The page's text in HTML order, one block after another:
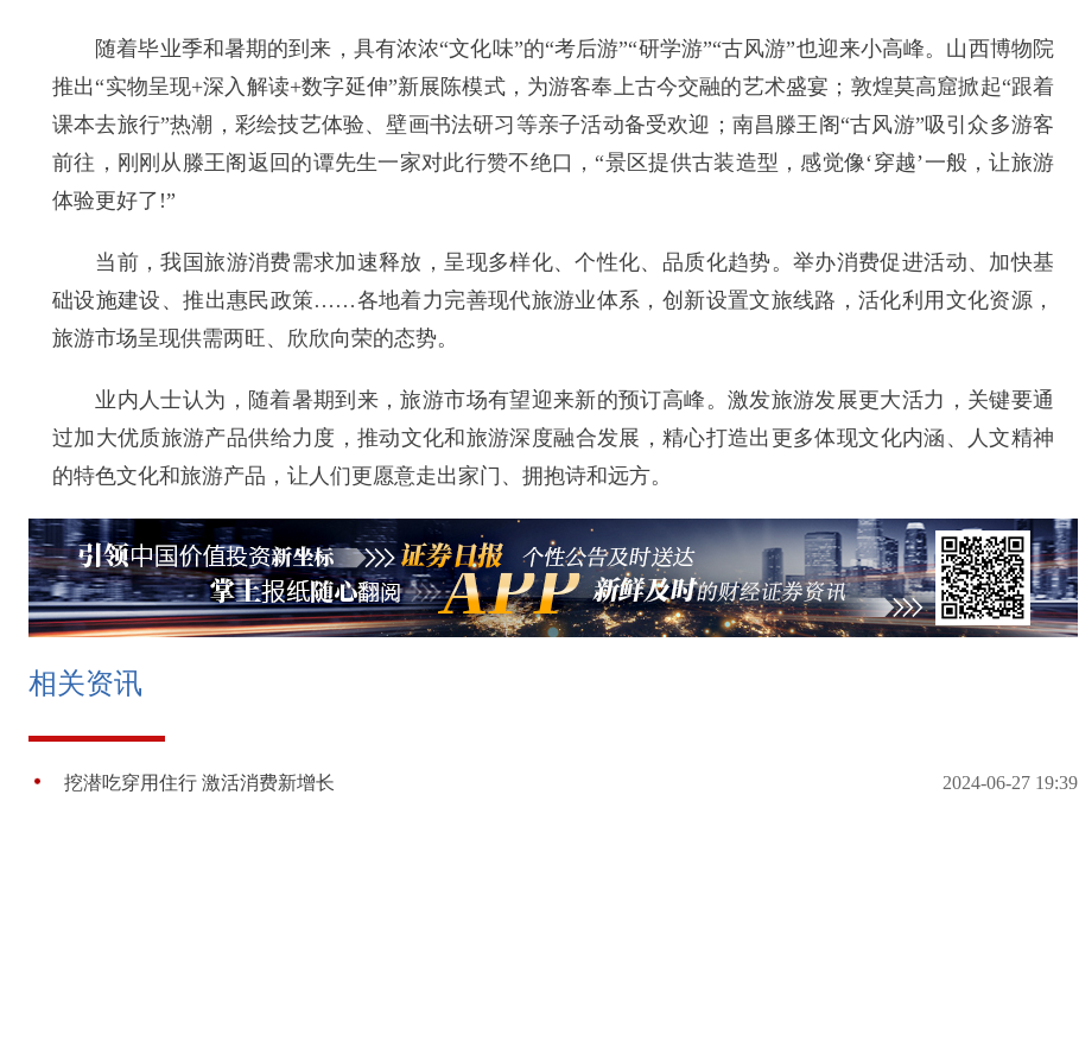
随着毕业季和暑期的到来，具有浓浓“文化味”的“考后游”“研学游”“古风游”也迎来小高峰。山西博物院
推出“实物呈现+深入解读+数字延伸”新展陈模式，为游客奉上古今交融的艺术盛宴；敦煌莫高窟掀起“跟着
课本去旅行”热潮，彩绘技艺体验、壁画书法研习等亲子活动备受欢迎；南昌滕王阁“古风游”吸引众多游客
前往，刚刚从滕王阁返回的谭先生一家对此行赞不绝口，“景区提供古装造型，感觉像‘穿越’一般，让旅游
体验更好了!”
当前，我国旅游消费需求加速释放，呈现多样化、个性化、品质化趋势。举办消费促进活动、加快基
础设施建设、推出惠民政策……各地着力完善现代旅游业体系，创新设置文旅线路，活化利用文化资源，
旅游市场呈现供需两旺、欣欣向荣的态势。
业内人士认为，随着暑期到来，旅游市场有望迎来新的预订高峰。激发旅游发展更大活力，关键要通
过加大优质旅游产品供给力度，推动文化和旅游深度融合发展，精心打造出更多体现文化内涵、人文精神
的特色文化和旅游产品，让人们更愿意走出家门、拥抱诗和远方。
相关资讯
挖潜吃穿用住行 激活消费新增长 2024-06-27 19:39